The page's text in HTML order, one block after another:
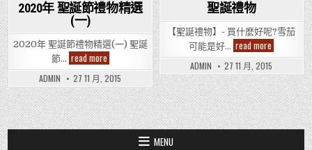
in
2020年 聖誕節禮物精選
(一)
2020年 聖誕節禮物精選(一) 聖誕
節… read more2020
年
聖
誕
節
禮
物
精
選
ADMIN 27 11 月, 2015
Posted
in
聖誕禮物
【聖誕禮物】- 買什麼好呢?雪茄
可能是好… read more
誕
禮
物
ADMIN 27 11 月, 2015
MENU